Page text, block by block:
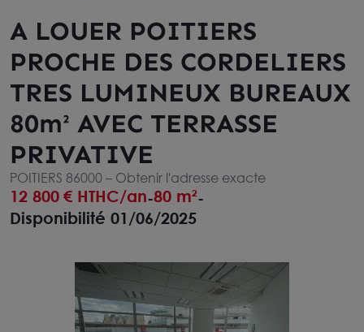
A LOUER POITIERS
PROCHE DES CORDELIERS
TRES LUMINEUX BUREAUX
80m² AVEC TERRASSE
PRIVATIVE
POITIERS 86000 – Obtenir l'adresse exacte
12 800 € HTHC/an-80 m²-
Disponibilité 01/06/2025